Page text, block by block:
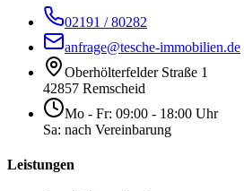
02191 / 80282
anfrage@tesche-immobilien.de
Oberhölterfelder Straße 1
42857 Remscheid
Mo - Fr: 09:00 - 18:00 Uhr
Sa: nach Vereinbarung
Leistungen